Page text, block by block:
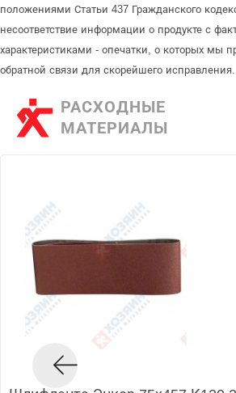
положениями Статьи 437 Гражданского
несоответствие информации о продукте с
характеристиками - опечатки, о которых мы
обратной связи для скорейшего исправления.
РАСХОДНЫЕ
МАТЕРИАЛЫ